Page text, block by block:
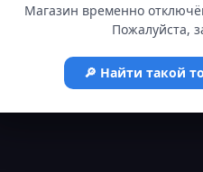
Магазин временно
Пожалуйста,
🔎 Найти такой